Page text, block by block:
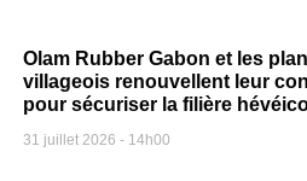
Olam Rubber Gabon et les
villageois renouvellent leur
pour sécuriser la filière
31 juillet 2026 14h00